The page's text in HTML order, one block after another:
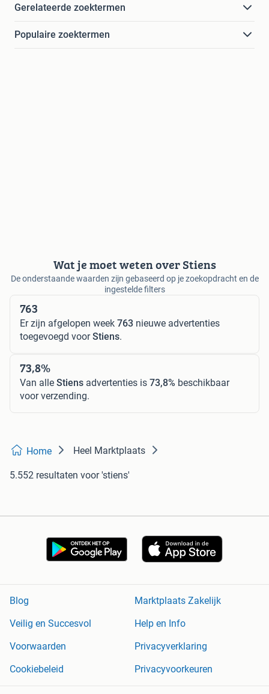
Gerelateerde zoektermen
Populaire zoektermen
Wat je moet weten over Stiens
De onderstaande waarden zijn gebaseerd op je zoekopdracht en de
ingestelde filters
763
Er zijn afgelopen week 763 nieuwe advertenties
toegevoegd voorStiens.
73,8%
Van alle Stiens advertenties is 73,8% beschikbaar
voor verzending.
Home Heel Marktplaats
5.552 resultaten voor 'stiens'
Blog
Marktplaats Zakelijk
Veilig en Succesvol
Help en Info
Voorwaarden
Privacyverklaring
Cookiebeleid
Privacyvoorkeuren